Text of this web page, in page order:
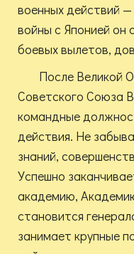
военных действий
войны с Японией он
боевых вылетов,
После Великой
Советского Союза
командные
действия. Не
знаний,
Успешно
академию,
становится
занимает крупные